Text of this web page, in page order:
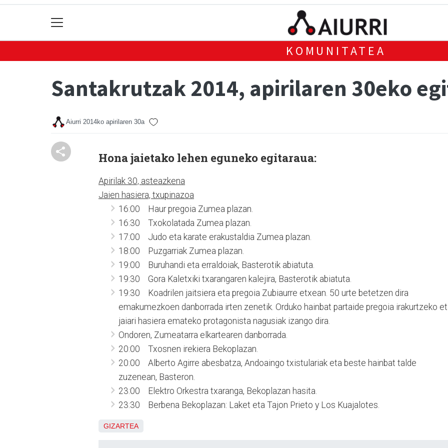
KOMUNITATEA
Santakrutzak 2014, apirilaren 30eko
Aiurri 2014ko apirilaren 30a
Hona jaietako lehen eguneko egitaraua:
Apirilak 30, asteazkena
Jaien hasiera, txupinazoa
16:00 Haur pregoia Zumea plazan.
16:30 Txokolatada Zumea plazan.
17:00 Judo eta karate erakustaldia Zumea plazan.
18:00 Puzgarriak Zumea plazan.
19:00 Buruhandi eta erraldoiak, Basterotik abiatuta.
19:30 Gora Kaletxiki txarangaren kalejira, Basterotik abiatuta.
19:30 Koadrilen jaitsiera eta pregoia Zubiaurre etxean. 50 urte betetzen dira
emakumezkoen danborrada irten zenetik. Orduko hainbat partaide pregoia irakurtzeko
jaiari hasiera emateko protagonista nagusiak izango dira.
Ondoren, Zumeatarra elkartearen danborrada.
20:00 Txosnen irekiera Bekoplazan.
20:00 Alberto Agirre abesbatza, Andoaingo txistulariak eta beste hainbat talde
zuzenean, Basteron.
23:00 Elektro Orkestra txaranga, Bekoplazan hasita.
23:30 Berbena Bekoplazan: Laket eta Tajon Prieto y Los Kuajalotes.
GIZARTEA